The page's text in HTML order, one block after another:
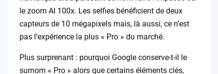
le zoom AI 100x. Les selfies bénéficient de deux
capteurs de 10 mégapixels mais, là aussi, ce n’est
pas l’expérience la plus « Pro » du marché.
Plus surprenant : pourquoi Google conserve-t-il le
surnom « Pro » alors que certains éléments clés,